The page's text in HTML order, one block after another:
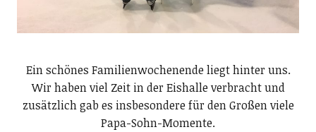
Ein schönes Familienwochenende liegt hinter uns.
Wir haben viel Zeit in der Eishalle verbracht und
zusätzlich gab es insbesondere für den Großen viele
Papa-Sohn-Momente.